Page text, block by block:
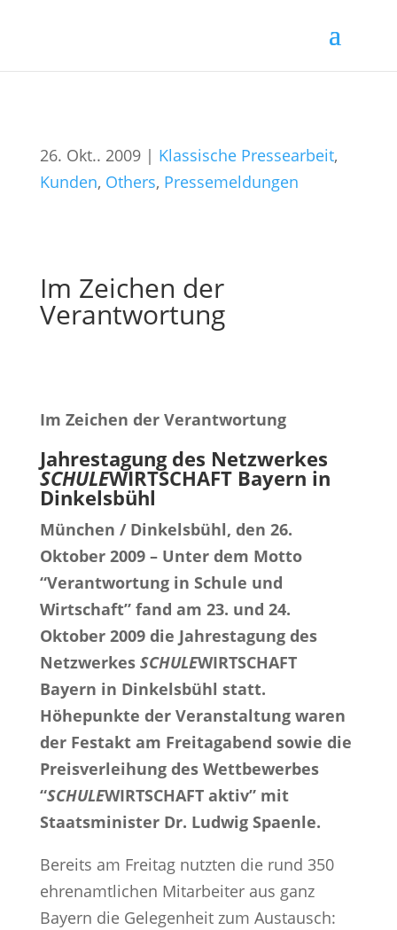
26. Okt.. 2009| Klassische Pressearbeit,
Kunden, Others, Pressemeldungen
Im Zeichen der
Verantwortung
Im Zeichen der Verantwortung
Jahrestagung des Netzwerkes
SCHULEWIRTSCHAFT Bayern in
Dinkelsbühl
München / Dinkelsbühl, den 26.
Oktober 2009 – Unter dem Motto
“Verantwortung in Schule und
Wirtschaft” fand am 23. und 24.
Oktober 2009 die Jahrestagung des
Netzwerkes SCHULEWIRTSCHAFT
Bayern in Dinkelsbühl statt.
Höhepunkte der Veranstaltung waren
der Festakt am Freitagabend sowie die
Preisverleihung des Wettbewerbes
“SCHULEWIRTSCHAFT aktiv” mit
Staatsminister Dr. Ludwig Spaenle.
Bereits am Freitag nutzten die rund 350
ehrenamtlichen Mitarbeiter aus ganz
Bayern die Gelegenheit zum Austausch: